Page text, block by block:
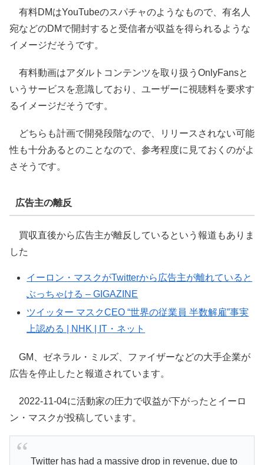
有料DMはYouTubeのスパチャのようなもので、有名人
宛などのDMで開封すると受信者が収益を得られるような
イメージだそうです。
有料動画はアダルトコンテンツを取り扱うOnlyFansと
いうサービスを意識しており、ユーザーに視聴料を要求す
るイメージだそうです。
どちらも計画で開発段階なので、リリースされない可能
性も十分あるとのことなので、参考程度に見ておくのがよ
さそうです。
広告主の離反
買収直後から広告主が離反しているという報道もありま
した
イーロン・マスクがTwitterから広告主が離れていると
ぶっちゃける – GIGAZINE
ツイッター マスクCEO “世界の従業員 半数解雇”事実
上認める | NHK | IT・ネット
GM、ゼネラル・ミルズ、ファイザーなどの大手企業が
広告を停止したと報道されています。
2022-11-04に活動家の圧力で収益が下がったとイーロ
ン・マスクが投稿しています。
Twitter has had a massive drop in revenue, due to